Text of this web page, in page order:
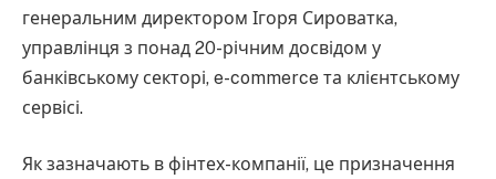
генеральним директором Ігоря Сироватка,
управлінця з понад 20-річним досвідом у
банківському секторі, e-commerce та клієнтському
сервісі.
Як зазначають в фінтех-компанії, це призначення